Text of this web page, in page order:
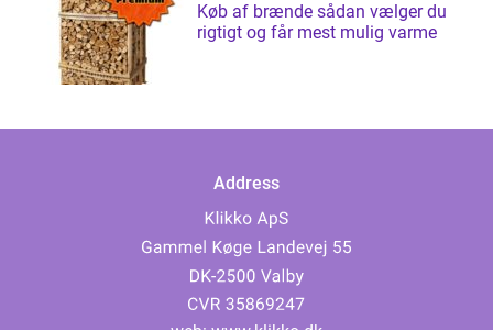
Køb af brænde sådan vælger du
rigtigt og får mest mulig varme
Address